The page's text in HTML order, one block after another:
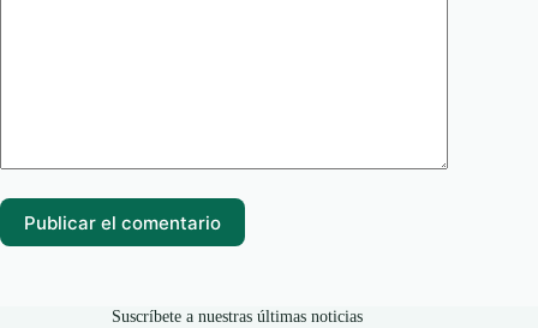
Publicar el comentario
Suscríbete a nuestras últimas noticias